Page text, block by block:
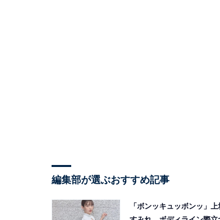
編集部が選ぶおすすめ記事
「ボンッキュッボンッ」上